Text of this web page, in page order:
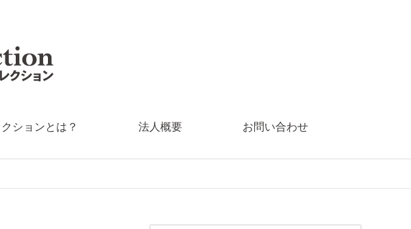
ションとは？ 法人概要 お問い合わせ